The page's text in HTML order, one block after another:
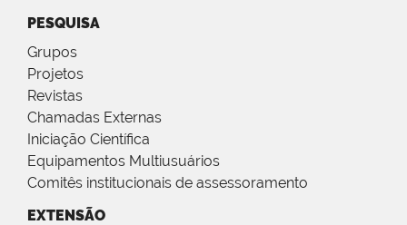
PESQUISA
Grupos
Projetos
Revistas
Chamadas Externas
Iniciação Científica
Equipamentos Multiusuários
Comitês institucionais de assessoramento
EXTENSÃO